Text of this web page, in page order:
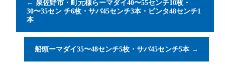
← 泉佐野市・町元様らーマダイ40〜55センチ10枚・
30〜35セン チ6枚・サバ45センチ3本・ビンタ48センチ1
本
船頭ーマダイ35〜48センチ5枚・サバ45センチ5本 →